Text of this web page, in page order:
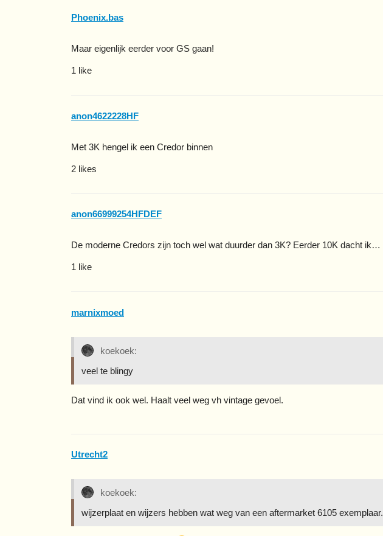
Phoenix.bas
Maar eigenlijk eerder voor GS gaan!
1 like
anon4622228HF
Met 3K hengel ik een Credor binnen
2 likes
anon66999254HFDEF
De moderne Credors zijn toch wel wat duurder dan 3K? Eerder 10K dacht ik…
1 like
marnixmoed
koekoek:
veel te blingy
Dat vind ik ook wel. Haalt veel weg vh vintage gevoel.
Utrecht2
koekoek:
wijzerplaat en wijzers hebben wat weg van een aftermarket 6105 exemplaar.